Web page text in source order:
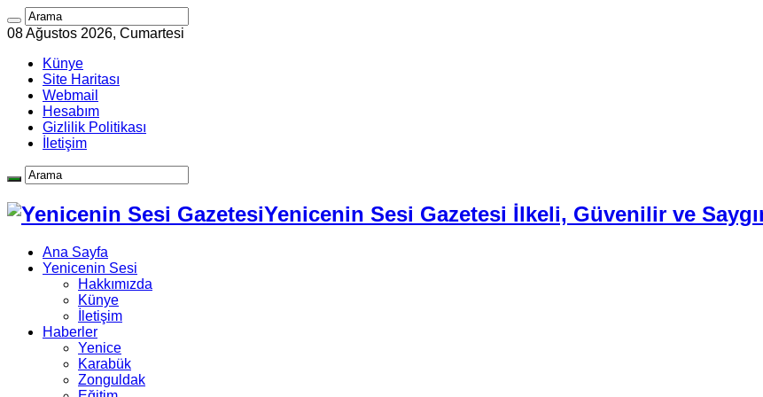
08 Ağustos 2026, Cumartesi
Künye
Site Haritası
Webmail
Hesabım
Gizlilik Politikası
İletişim
Yenicenin Sesi Gazetesi İlkeli, Güvenilir ve
Ana Sayfa
Yenicenin Sesi
Hakkımızda
Künye
İletişim
Haberler
Yenice
Karabük
Zonguldak